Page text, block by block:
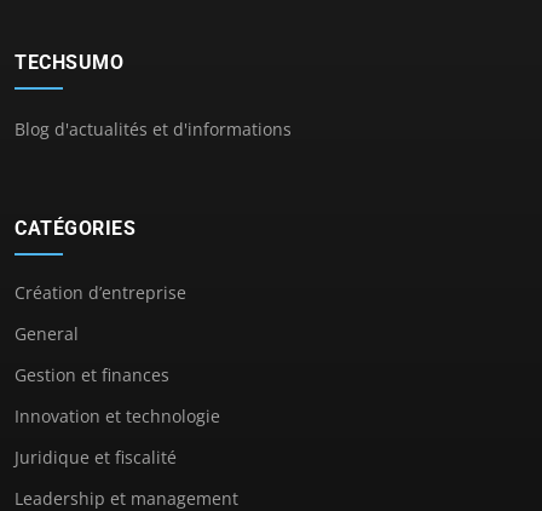
TECHSUMO
Blog d'actualités et d'informations
CATÉGORIES
Création d’entreprise
General
Gestion et finances
Innovation et technologie
Juridique et fiscalité
Leadership et management